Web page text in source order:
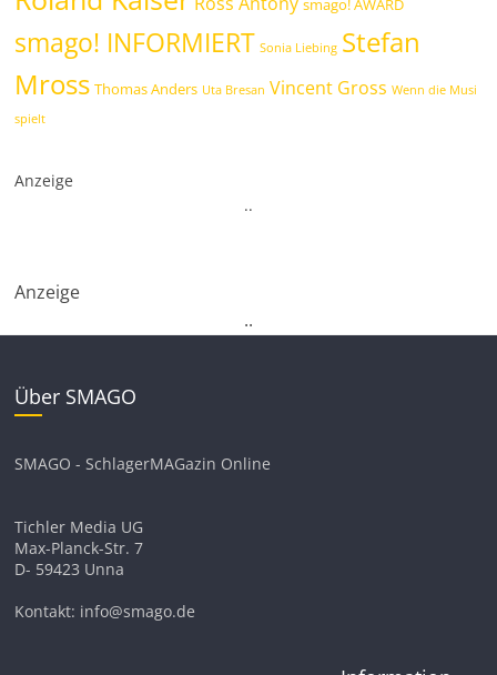
smago! AWARD
smago! INFORMIERT Sonia Liebing Stefan
Mross Thomas Anders Uta Bresan Vincent Gross Wenn die Musi
spielt
Anzeige
..
Anzeige
..
Über SMAGO
SMAGO - SchlagerMAGazin Online
Tichler Media UG
Max-Planck-Str. 7
D- 59423 Unna
Kontakt: info@smago.de